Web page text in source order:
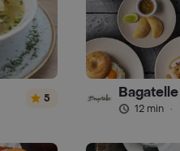
5 Bagatelle
12 min ·